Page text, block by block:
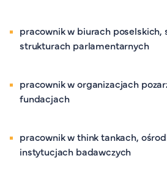
pracownikw biurach poselskich,
strukturach parlamentarnych
pracownikw organizacjach
fundacjach
pracownikwthinktankach,
instytucjach badawczych